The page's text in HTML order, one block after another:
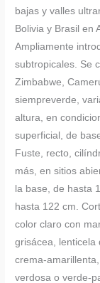
bajas y valles
Bolivia y Brasil en
Ampliamente
subtropicales. Se
Zimbabwe,
siempreverde,
altura, en
superficial, de
Fuste, recto,
más, en sitios
la base, de hasta
hasta 122 cm.
color claro con
grisácea, lenticela
crema-
verdosa o verde-